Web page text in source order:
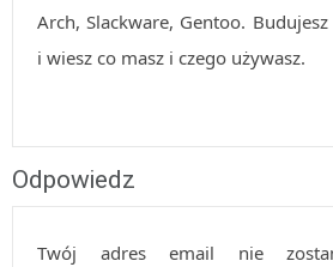
Arch, Slackware, Gentoo.
i wiesz co masz i czego używasz.
Odpowiedz
Twój adres email nie